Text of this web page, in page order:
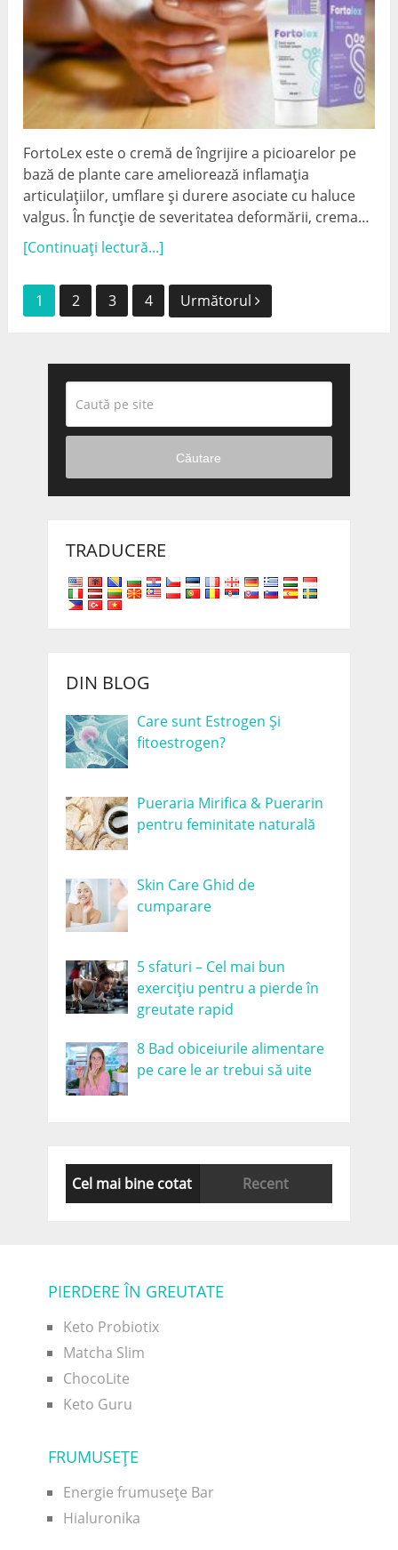
FortoLex este o cremă de îngrijire a picioarelor pe
bază de plante care ameliorează inflamația
articulațiilor, umflare și durere asociate cu haluce
valgus. În funcție de severitatea deformării, crema…
[Continuați lectură...]
Navigare
1 2 3 4 Următorul
Căutare
TRADUCERE
DIN BLOG
Care sunt Estrogen Și
fitoestrogen?
Pueraria Mirifica & Puerarin
pentru feminitate naturală
Skin Care Ghid de
cumparare
5 sfaturi – Cel mai bun
exercițiu pentru a pierde în
greutate rapid
8 Bad obiceiurile alimentare
pe care le ar trebui să uite
Cel mai bine cotat Recent
PIERDERE ÎN GREUTATE
Keto Probiotix
Matcha Slim
ChocoLite
Keto Guru
FRUMUSEŢE
Energie frumusețe Bar
Hialuronika